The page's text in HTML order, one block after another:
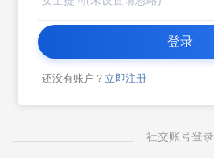
登录
还没有账户？ 立即注册
社交账号登录